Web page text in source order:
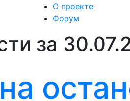
О проекте
Форум
за